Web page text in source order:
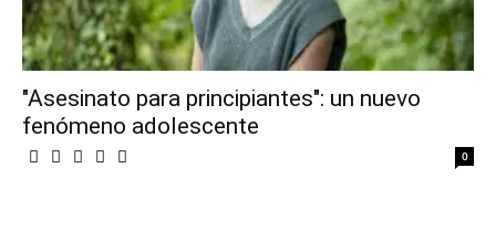
"Asesinato para principiantes": un nuevo
fenómeno adolescente
0